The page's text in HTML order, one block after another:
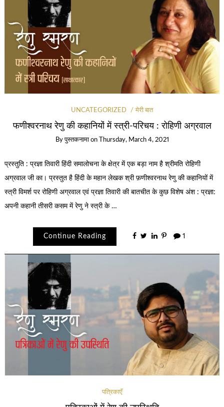
UNCATEGORIZED मेरी बात
फणीश्वरनाथ रेणु की कहानियों में स्त्री-परिचय : रोहिणी अग्रवाल
Byपुस्तकनामा on Thursday, March 4, 2021
प्रस्तुति : प्रज्ञा तिवारी हिंदी समालोचना के क्षेत्र में एक बड़ा नाम है श्रीमति रोहिणी
अग्रवाल जी का। प्रस्तुत है हिंदी के महान लेखक श्री फ़णीश्वरनाथ रेणु की कहानियों में
स्त्री विमर्श पर रोहिणी अग्रवाल एवं प्रज्ञा तिवारी की बातचीत के कुछ विशेष अंश : प्रज्ञा:
अपनी कहानी तीसरी कसम में रेणु ने स्त्री के …
Continue Reading 1
पत्रिकाएँ